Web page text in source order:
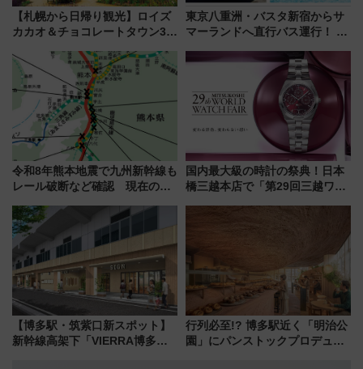
【札幌から日帰り観光】ロイズ
カカオ＆チョコレートタウン3周
詰め放題を開催、ロイズタウン
駅からのアクセスも
東京八重洲・バスタ新宿からサ
マーランドへ直行バス運行！ お
推し活を楽しもう！（2026年
令和8年熊本地震で九州新幹線も
レール破断など確認 現在の運
響
国内最大級の時計の祭典！日本
橋三越本店で「第29回三越ワー
【博多駅・筑紫口新スポット】
新幹線高架下「VIERRA博多テ
行列必至!? 博多駅近く「明治公
園」にパンストックプロデュー